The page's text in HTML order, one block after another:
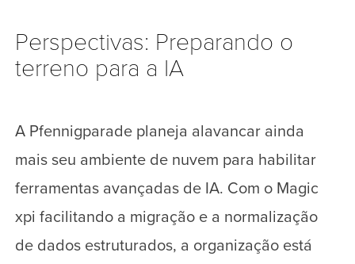
Perspectivas: Preparando o
terreno para a IA
A Pfennigparade planeja alavancar ainda
mais seu ambiente de nuvem para habilitar
ferramentas avançadas de IA. Com o Magic
xpi facilitando a migração e a normalização
de dados estruturados, a organização está